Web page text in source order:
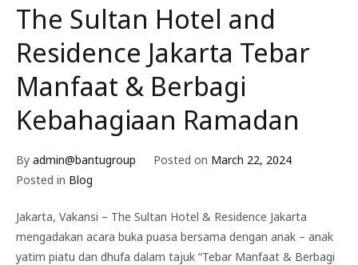
The Sultan Hotel and
Residence Jakarta Tebar
Manfaat & Berbagi
Kebahagiaan Ramadan
By admin@bantugroup Posted on March 22, 2024
Posted in Blog
Jakarta, Vakansi – The Sultan Hotel & Residence Jakarta
mengadakan acara buka puasa bersama dengan anak – anak
yatim piatu dan dhufa dalam tajuk “Tebar Manfaat & Berbagi